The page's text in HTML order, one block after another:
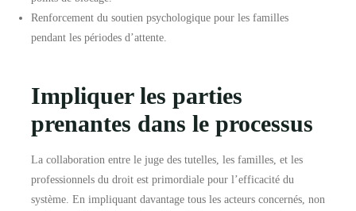
Renforcement du soutien psychologique pour les familles
pendant les périodes d’attente.
Impliquer les parties
prenantes dans le processus
La collaboration entre le juge des tutelles, les familles, et les
professionnels du droit est primordiale pour l’efficacité du
système. En impliquant davantage tous les acteurs concernés, non